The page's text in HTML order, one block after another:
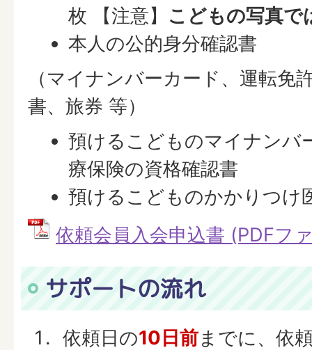
枚 【注意】 こどもの写真で
本人の公的身分確認書
（マイナンバーカード、運転免
書、旅券 等）
預けるこどものマイナンバ
療保険の資格確認書
預けるこどものかかりつけ
依頼会員入会申込書 (PDFフ
サポートの流れ
依頼日の10日前までに、依